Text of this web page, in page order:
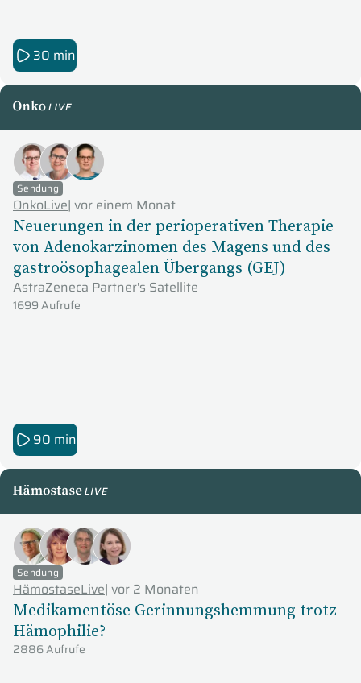
30 min
OnkoLive
Sendung
OnkoLive| vor einem Monat
Neuerungen in der perioperativen Therapie
von Adenokarzinomen des Magens und des
gastroösophagealen Übergangs (GEJ)
AstraZeneca Partner's Satellite
1699 Aufrufe
90 min
HämostaseLive
Sendung
HämostaseLive| vor 2 Monaten
Medikamentöse Gerinnungshemmung trotz
Hämophilie?
2886 Aufrufe